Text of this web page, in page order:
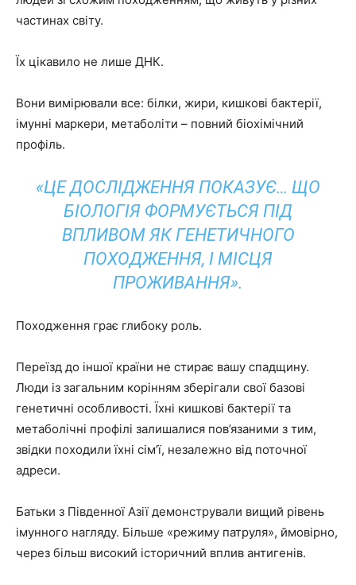
частинах світу.
Їх цікавило не лише ДНК.
Вони вимірювали все: білки, жири, кишкові бактерії,
імунні маркери, метаболіти – повний біохімічний
профіль.
«ЦЕ ДОСЛІДЖЕННЯ ПОКАЗУЄ… ЩО
БІОЛОГІЯ ФОРМУЄТЬСЯ ПІД
ВПЛИВОМ ЯК ГЕНЕТИЧНОГО
ПОХОДЖЕННЯ, І МІСЦЯ
ПРОЖИВАННЯ».
Походження грає глибоку роль.
Переїзд до іншої країни не стирає вашу спадщину.
Люди із загальним корінням зберігали свої базові
генетичні особливості. Їхні кишкові бактерії та
метаболічні профілі залишалися пов’язаними з тим,
звідки походили їхні сім’ї, незалежно від поточної
адреси.
Батьки з Південної Азії демонстрували вищий рівень
імунного нагляду. Більше «режиму патруля», ймовірно,
через більш високий історичний вплив антигенів.